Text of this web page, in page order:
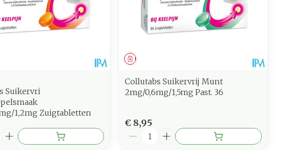
Suikervri
1,2mg Zuigtabletten
Geneesmiddel
Collutabs Suikervrij Munt
2mg/0,6mg/1,5mg Past. 36
€ 8,95
Aantal